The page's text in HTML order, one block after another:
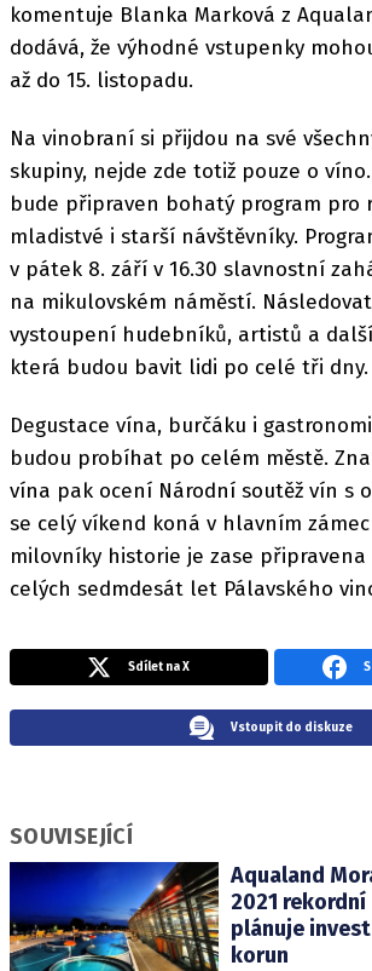
komentuje Blanka Marková z
dodává, že výhodné vstupenky
až do 15. listopadu.
Na vinobraní si přijdou na své
skupiny, nejde zde totiž pouze o
bude připraven bohatý program pro
mladistvé i starší návštěvníky.
v pátek 8. září v 16.30 slavnostní
na mikulovském náměstí.
vystoupení hudebníků, artistů a
která budou bavit lidi po celé tři dny.
Degustace vína, burčáku i
budou probíhat po celém městě.
vína pak ocení Národní soutěž vín s
se celý víkend koná v hlavním
milovníky historie je zase
celých sedmdesát let Pálavského
Sdílet na X
Vstoupit do diskuze
SOUVISEJÍCÍ
Aqualand
2021
plánuje
korun